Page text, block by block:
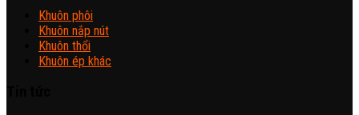
Khuôn phôi
Khuôn nắp nút
Khuôn thổi
Khuôn ép khác